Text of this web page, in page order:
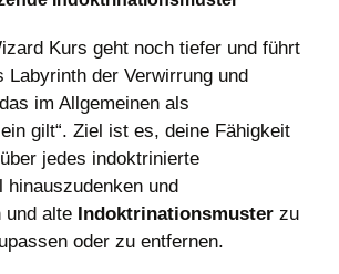
Kurs geht noch tiefer und führt
Labyrinth der Verwirrung und
im Allgemeinen als
gilt“. Ziel ist es, deine Fähigkeit
jedes indoktrinierte
hinauszudenken und
und alte Indoktrinationsmusterzu
oder zu entfernen.